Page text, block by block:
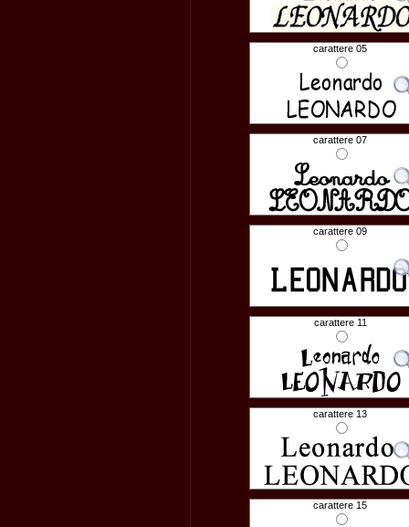
carattere 05
carattere 07
carattere 09
carattere 11
carattere 13
carattere 15